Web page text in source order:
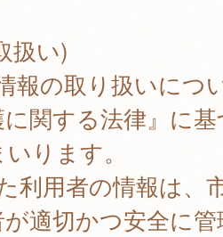
扱い)
の取り扱いにつ
関する法律』に
ります。
用者の情報は、
が適切かつ安全に